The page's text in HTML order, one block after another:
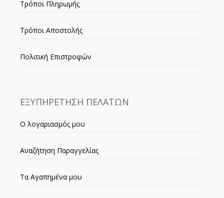
Τρόποι Πληρωμής
Τρόποι Αποστολής
Πολιτική Επιστροφών
ΕΞΥΠΗΡΕΤΗΣΗ ΠΕΛΑΤΩΝ
Ο λογαριασμός μου
Αναζήτηση Παραγγελίας
Τα Αγαπημένα μου